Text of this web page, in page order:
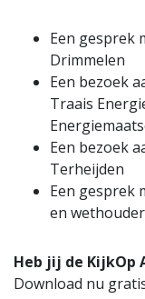
Een gesprek
Drimmelen
Een bezoek
Traais
Een bezoek
Terheijden
Een gesprek
en
Heb jij de KijkOp
Download nu